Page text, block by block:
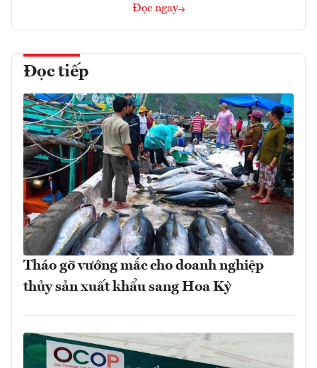
Đọc ngay
Đọc tiếp
Tháo gỡ vướng mắc cho doanh nghiệp
thủy sản xuất khẩu sang Hoa Kỳ